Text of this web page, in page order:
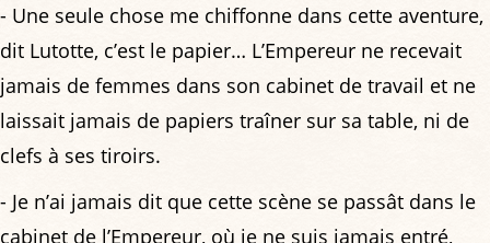
- Une seule chose me chiffonne dans cette aventure,
dit Lutotte, c’est le papier… L’Empereur ne recevait
jamais de femmes dans son cabinet de travail et ne
laissait jamais de papiers traîner sur sa table, ni de
clefs à ses tiroirs.
- Je n’ai jamais dit que cette scène se passât dans le
cabinet de l’Empereur, où je ne suis jamais entré,